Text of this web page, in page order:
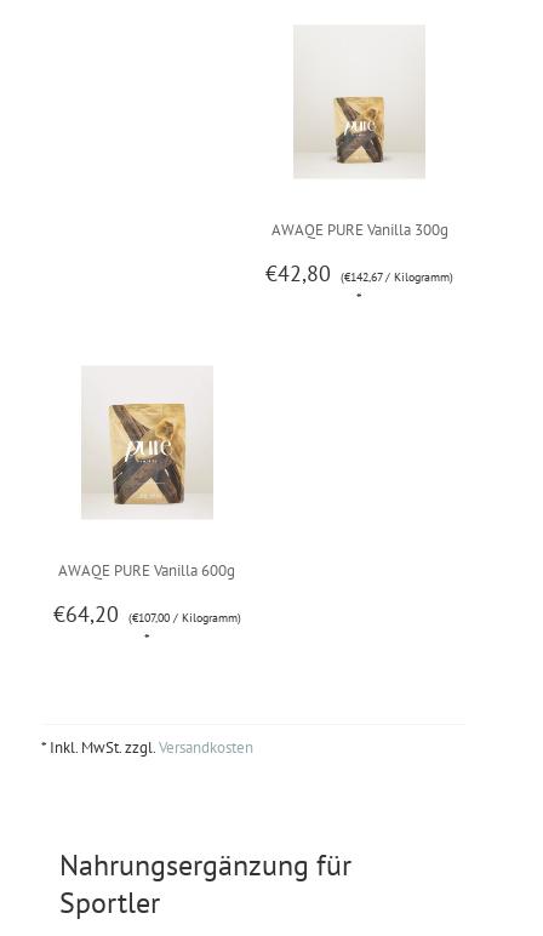
AWAQE PURE Vanilla 300g
€42,80 (€142,67 / Kilogramm)
*
AWAQE PURE Vanilla 600g
€64,20 (€107,00 / Kilogramm)
*
* Inkl. MwSt. zzgl.Versandkosten
Nahrungsergänzung für
Sportler